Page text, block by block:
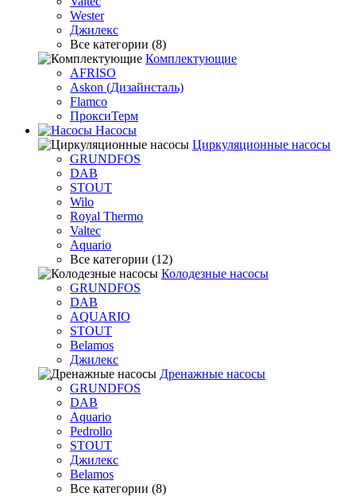
Wester
Джилекс
Все категории (8)
Комплектующие
AFRISO
Askon (Дизайнсталь)
Flamco
ПроксиТерм
Насосы
Циркуляционные насосы
GRUNDFOS
DAB
STOUT
Wilo
Royal Thermo
Valtec
Aquario
Все категории (12)
Колодезные насосы
GRUNDFOS
DAB
AQUARIO
STOUT
Belamos
Джилекс
Дренажные насосы
GRUNDFOS
DAB
Aquario
Pedrollo
STOUT
Джилекс
Belamos
Все категории (8)